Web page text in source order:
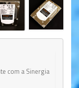
com a Sinergia